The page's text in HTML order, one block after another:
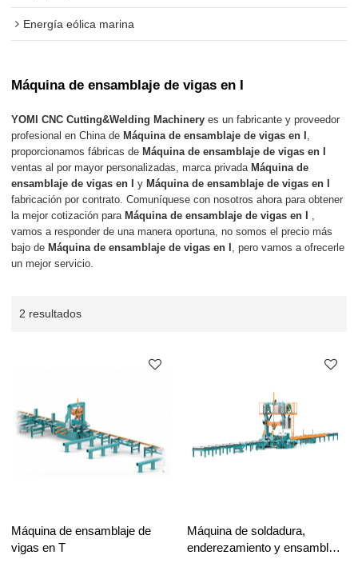
Energía eólica marina
Máquina de ensamblaje de vigas en I
YOMI CNC Cutting&Welding Machinery es un fabricante y proveedor
profesional en China de Máquina de ensamblaje de vigas en I
proporcionamos fábricas de Máquina de ensamblaje de vigas en I
ventas al por mayor personalizadas, marca privada Máquina de
ensamblaje de vigas en I
y Máquina de ensamblaje de vigas en I
fabricación por contrato. Comuníquese con nosotros ahora para obtener
la mejor cotización para Máquina de ensamblaje de vigas en I
vamos a responder de una manera oportuna, no somos el precio más
bajo de Máquina de ensamblaje de vigas en I
, pero vamos a ofrecerle
un mejor servicio.
2 resultados
Máquina de ensamblaje de
vigas en T
Máquina de soldadura,
enderezamiento y ensamblaje